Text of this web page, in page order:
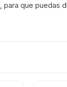
, para que puedas